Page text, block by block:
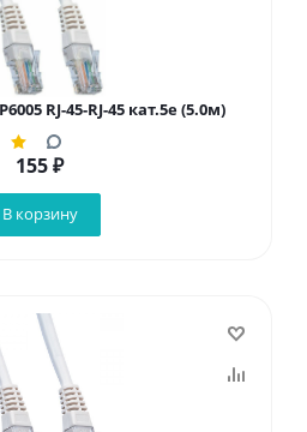
RJ-45-RJ-45 кат.5e (5.0м)
155₽
В корзину